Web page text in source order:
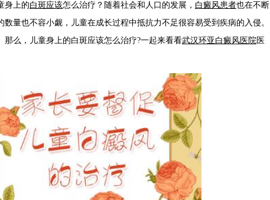
上的白斑应该怎么治疗？随着社会和人口的发展， 白癜风患者也在不断
数量也不容小觑，儿童在成长过程中抵抗力不足很容易受到疾病的入侵。
那么，儿童身上的白斑应该怎么治疗?一起来看看武汉环亚白癜风医院 医